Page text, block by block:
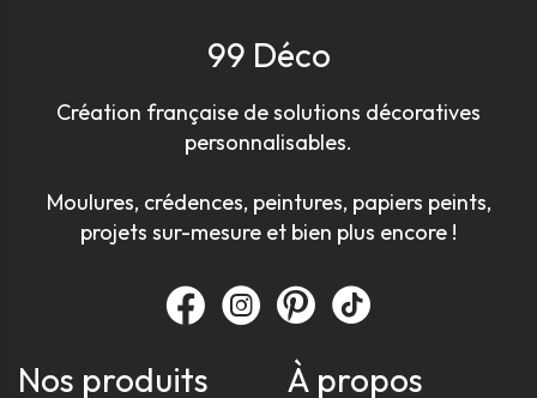
99 Déco
Création française de solutions décoratives
personnalisables.
Moulures, crédences, peintures, papiers peints,
projets sur-mesure et bien plus encore !
Nos produits À propos